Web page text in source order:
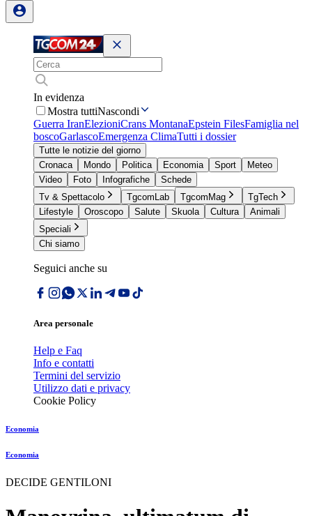
In evidenza
Mostra tuttiNascondi
Guerra IranElezioniCrans MontanaEpstein FilesFamiglia nel
boscoGarlascoEmergenza ClimaTutti i dossier
Tutte le notizie del giorno
Cronaca
Mondo Politica Economia Sport
Meteo
Video
Foto Infografiche
Schede
Tv & Spettacolo
TgcomLab TgcomMag
TgTech
Lifestyle
Oroscopo Salute Skuola Cultura
Animali
Speciali
Chi siamo
Seguici anche su
Area personale
Help e Faq
Info e contatti
Termini del servizio
Utilizzo dati e privacy
Cookie Policy
Economia
Economia
DECIDE GENTILONI